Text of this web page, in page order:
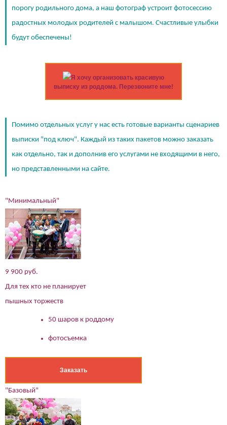
порогу родильного дома, а наш фотограф устроит фотосессию
радостных молодых родителей с малышом. Счастливые улыбки
будут обеспечены!
Я хочу организовать красивую
выписку из роддома. Перезвоните мне!
Помимо отдельных услуг у нас есть готовые варианты сценариев
выписки "под ключ". Каждый из таких пакетов можно заказать
как отдельно, так и дополнив его услугами не входящими в него,
но представленными на сайте.
"Минимальный"
9 900 руб.
Для тех кто не планирует
пышных торжеств
50 шаров к роддому
фотосъемка
Заказать
"Базовый"